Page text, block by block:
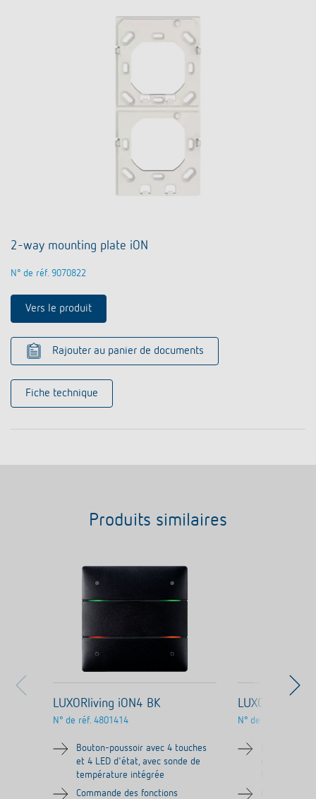
2-way mounting plate iON
N° de réf. 9070822
Vers le produit
Rajouter au panier de documents
Fiche technique
Produits similaires
LUXORliving iON4 BK
N° de réf. 4801414
Bouton-poussoir avec 4 touches
et 4 LED d'état, avec sonde de
température intégrée
Commande des fonctions
LUXORliving
N° de réf.